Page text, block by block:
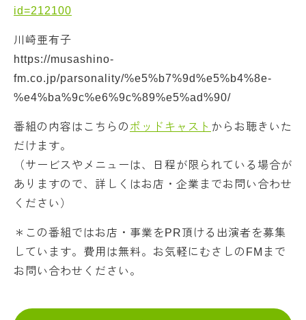
id=212100
川崎亜有子
https://musashino-
fm.co.jp/parsonality/%e5%b7%9d%e5%b4%8e-
%e4%ba%9c%e6%9c%89%e5%ad%90/
番組の内容はこちらの ポッドキャスト からお聴きいた
だけます。
（サービスやメニューは、日程が限られている場合が
ありますので、詳しくはお店・企業までお問い合わせ
ください）
＊この番組ではお店・事業をPR頂ける出演者を募集
しています。費用は無料。お気軽にむさしのFMまで
お問い合わせください。